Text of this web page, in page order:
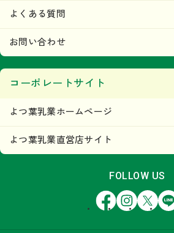
よくある質問
お問い合わせ
コーポレートサイト
よつ葉乳業ホームページ
よつ葉乳業直営店サイト
FOLLOW US
FacebookInstagram
X LINE